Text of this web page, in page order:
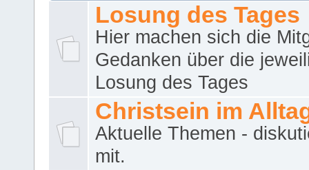
Losung des Tages
Hier machen sich die
Gedanken über die
Losung des Tages
Christsein im
Aktuelle Themen -
mit.